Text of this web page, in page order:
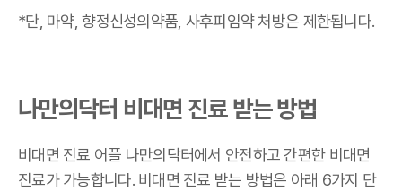
*단, 마약, 향정신성의약품, 사후피임약 처방은 제한됩니다.
나만의닥터 비대면 진료 받는 방법
비대면 진료 어플 나만의닥터에서 안전하고 간편한 비대면
진료가 가능합니다. 비대면 진료 받는 방법은 아래 6가지 단